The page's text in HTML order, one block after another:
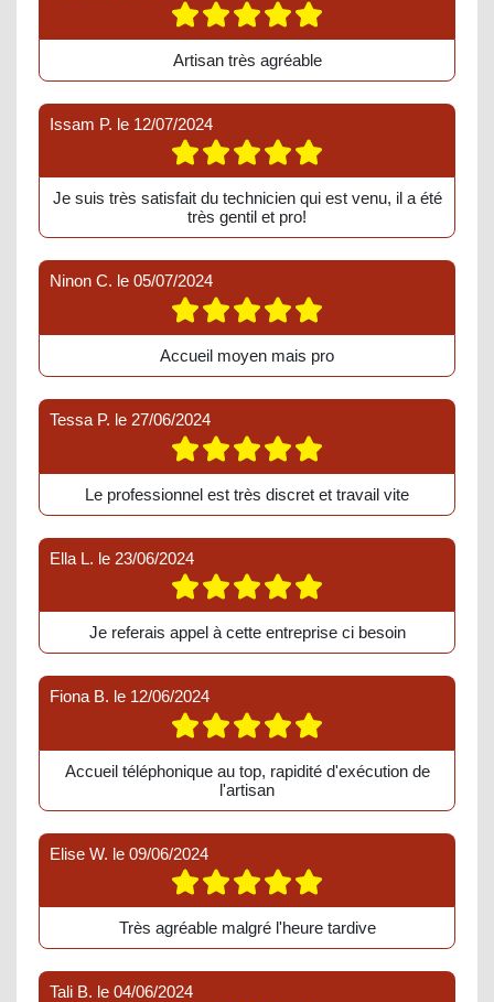
Artisan très agréable
Issam P. le 12/07/2024
Je suis très satisfait du technicien qui est venu, il a été
très gentil et pro!
Ninon C. le 05/07/2024
Accueil moyen mais pro
Tessa P. le 27/06/2024
Le professionnel est très discret et travail vite
Ella L. le 23/06/2024
Je referais appel à cette entreprise ci besoin
Fiona B. le 12/06/2024
Accueil téléphonique au top, rapidité d'exécution de
l'artisan
Elise W. le 09/06/2024
Très agréable malgré l'heure tardive
Tali B. le 04/06/2024